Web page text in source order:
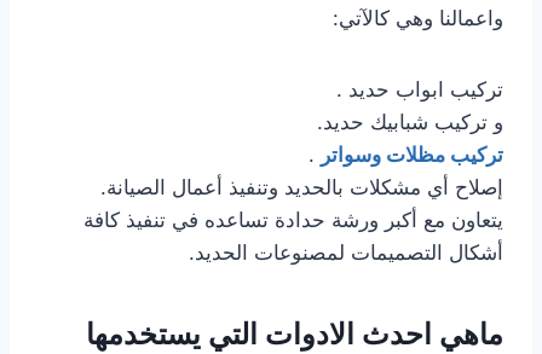
واعمالنا وهي كالآتي:
تركيب ابواب حديد .
و تركيب شبابيك حديد.
تركيب مظلات وسواتر .
إصلاح أي مشكلات بالحديد وتنفيذ أعمال الصيانة.
يتعاون مع أكبر ورشة حدادة تساعده في تنفيذ كافة
أشكال التصميمات لمصنوعات الحديد.
ماهي احدث الادوات التي يستخدمها